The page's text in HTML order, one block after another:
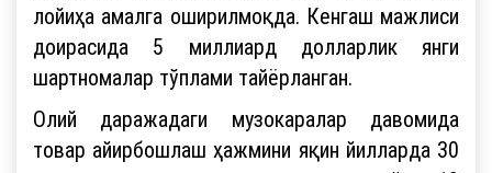
лойиҳа амалга оширилмоқда. Кенгаш мажлиси
доирасида 5 миллиард долларлик янги
шартномалар тўплами тайёрланган.
Олий даражадаги музокаралар давомида
товар айирбошлаш ҳажмини яқин йилларда 30